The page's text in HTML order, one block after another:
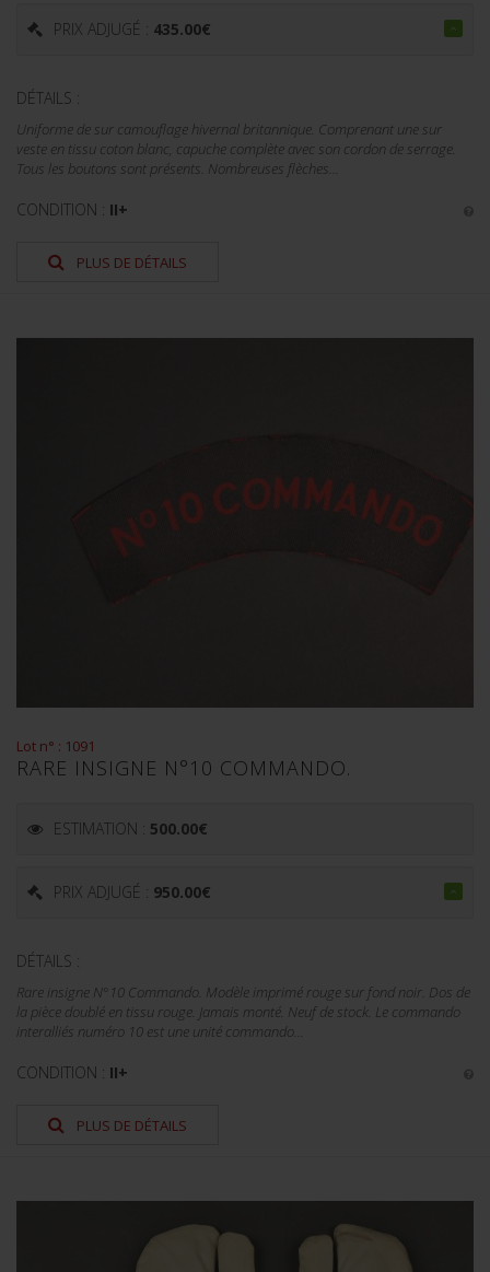
PRIX ADJUGÉ : 435.00€
DÉTAILS :
Uniforme de sur camouflage hivernal britannique. Comprenant une sur
veste en tissu coton blanc, capuche complète avec son cordon de serrage.
Tous les boutons sont présents. Nombreuses flèches...
CONDITION : II+
PLUS DE DÉTAILS
Lot n° : 1091
RARE INSIGNE N°10 COMMANDO.
ESTIMATION : 500.00€
PRIX ADJUGÉ : 950.00€
DÉTAILS :
Rare insigne N°10 Commando. Modèle imprimé rouge sur fond noir. Dos de
la pièce doublé en tissu rouge. Jamais monté. Neuf de stock. Le commando
interalliés numéro 10 est une unité commando...
CONDITION : II+
PLUS DE DÉTAILS